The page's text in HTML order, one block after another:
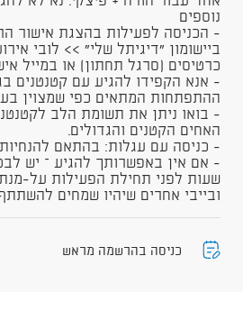
נוספים
- הכניסה לפעילות בהצגת אישור
ביישומון "דיגיתל שלי" >> לובי
כרטיסים (סרגל תחתון) או במייל
- אנא הקפידו להגיע עם קטנטנים
ההתפתחות המתאים כפי שמצוין
- בואו ניתן את תשומת הלב
האחים הקטנים והגדולים.
- כניסה עם עגלות: בהתאם
- אם אין באפשרותך להגיע – יש
שעות לפני תחילת הפעילות על-
ובייבי אחרים שיהיו שמחים
כניסה בהרשמה מראש